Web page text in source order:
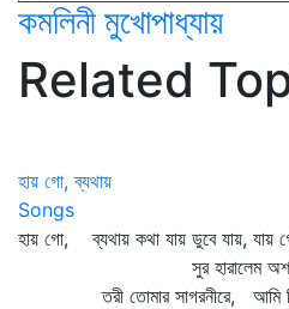
কমলিনী মুখোপাধ্যায়
Related
হায় গো, ব্যথায়
Songs
হায় গো, ব্যথায় কথা যায় ডুবে যায়, যায়
সুর হারালেম
তরী তোমার সাগরনীরে, আমি